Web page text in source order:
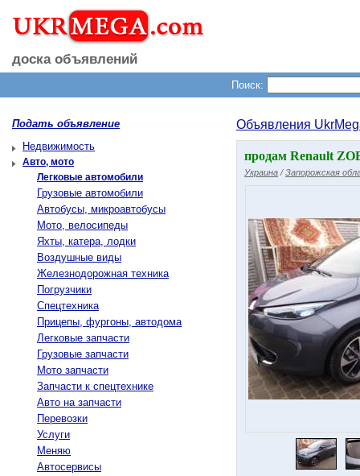
доска объявлений
Поиск:
Подать объявление
Недвижимость
Авто, мото
Легковые автомобили
Грузовые автомобили
Автобусы, микроавтобусы
Мото, велосипеды
Яхты, катера, лодки
Воздушные виды
Железнодорожная техника
Погрузчики
Спецтехника
Прицепы, фургоны, автодома
Легковые запчасти
Грузовые запчасти
Мото запчасти
Запчасти к спецтехнике
Авто на запчасти
Перевозки
Услуги
Меняю
Автосервисы
Объявления
продам Renault
Украина /Запорожская